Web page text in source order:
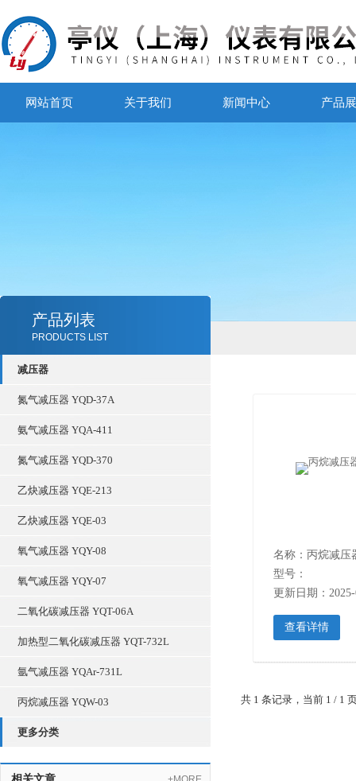
网站首页 关于我们 新闻中心 产品
产品列表
PRODUCTS LIST
减压器
氮气减压器 YQD-37A
氨气减压器 YQA-411
氮气减压器 YQD-370
乙炔减压器 YQE-213
乙炔减压器 YQE-03
氧气减压器 YQY-08
氧气减压器 YQY-07
二氧化碳减压器 YQT-06A
加热型二氧化碳减压器 YQT-732L
氩气减压器 YQAr-731L
丙烷减压器 YQW-03
更多分类
名称：丙烷减压
型号：
更新日期：
查看详情
共 1 条记录，当前 1 / 1